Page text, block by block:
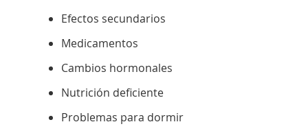
Efectos secundarios
Medicamentos
Cambios hormonales
Nutrición deficiente
Problemas para dormir